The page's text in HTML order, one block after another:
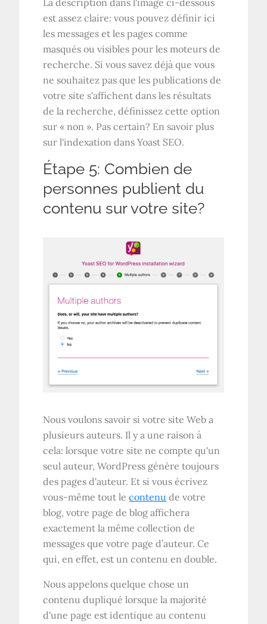
La description dans l'image ci-dessous
est assez claire: vous pouvez définir ici
les messages et les pages comme
masqués ou visibles pour les moteurs de
recherche. Si vous savez déjà que vous
ne souhaitez pas que les publications de
votre site s'affichent dans les résultats
de la recherche, définissez cette option
sur « non ». Pas certain? En savoir plus
sur l'indexation dans Yoast SEO.
Étape 5: Combien de
personnes publient du
contenu sur votre site?
Nous voulons savoir si votre site Web a
plusieurs auteurs. Il y a une raison à
cela: lorsque votre site ne compte qu'un
seul auteur, WordPress génère toujours
des pages d'auteur. Et si vous écrivez
vous-même tout lecontenu de votre
blog, votre page de blog affichera
exactement la même collection de
messages que votre page d’auteur. Ce
qui, en effet, est un contenu en double.
Nous appelons quelque chose un
contenu dupliqué lorsque la majorité
d'une page est identique au contenu